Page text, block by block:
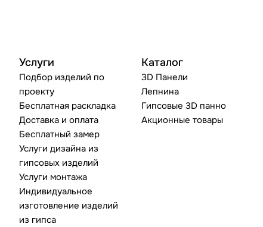
Услуги
Подбор изделий по
проекту
Бесплатная раскладка
Доставка и оплата
Бесплатный замер
Услуги дизайна из
гипсовых изделий
Услуги монтажа
Индивидуальное
изготовление изделий
из гипса
Каталог
3D Панели
Лепнина
Гипсовые 3D панно
Акционные товары